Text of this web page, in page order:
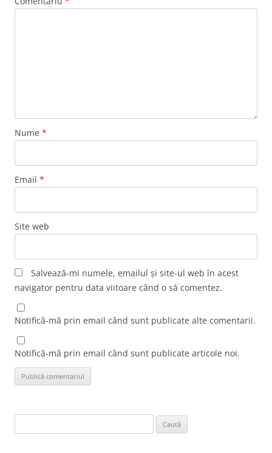
Nume *
Email *
Site web
Salvează-mi numele, emailul și site-ul web în acest
navigator pentru data viitoare când o să comentez.
Notifică-mă prin email când sunt publicate alte comentarii.
Notifică-mă prin email când sunt publicate articole noi.
după: